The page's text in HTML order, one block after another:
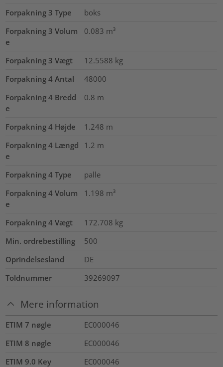
Forpakning 3 Type
boks
Forpakning 3 Volum
e
0.083 m³
Forpakning 3 Vægt 12.5588 kg
Forpakning 4 Antal
48000
Forpakning 4 Bredd
e
0.8 m
Forpakning 4 Højde 1.248 m
Forpakning 4 Længd
e
1.2 m
Forpakning 4 Type
palle
Forpakning 4 Volum
e
1.198 m³
Forpakning 4 Vægt 172.708 kg
Min. ordrebestilling
500
Oprindelsesland
DE
Toldnummer
39269097
Mere information
ETIM 7 nøgle
EC000046
ETIM 8 nøgle
EC000046
ETIM 9.0 Key
EC000046